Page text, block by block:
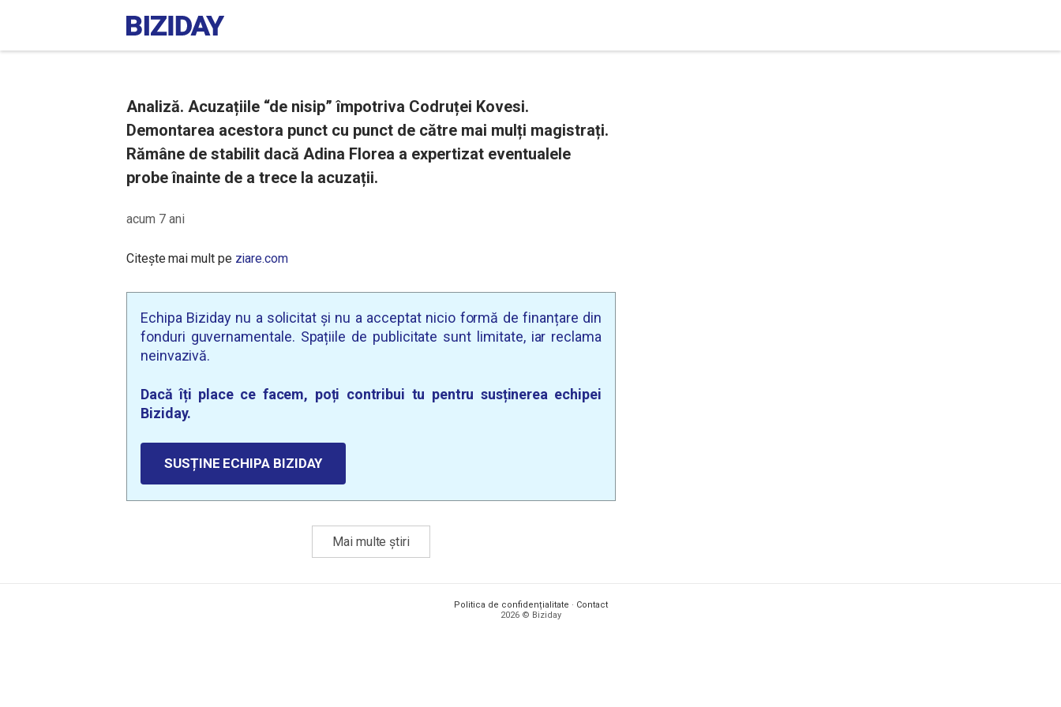
Analiză. Acuzațiile “de nisip” împotriva Codruței Kovesi.
Demontarea acestora punct cu punct de către mai mulți magistrați.
Rămâne de stabilit dacă Adina Florea a expertizat eventualele
probe înainte de a trece la acuzații.
acum 7 ani
Citește mai mult pe ziare.com
Echipa Biziday nu a solicitat și nu a acceptat nicio formă de finanțare din
fonduri guvernamentale. Spațiile de publicitate sunt limitate, iar reclama
neinvazivă.
Dacă îți place ce facem, poți contribui tu pentru susținerea echipei
Biziday.
SUSȚINE ECHIPA BIZIDAY
Mai multe știri
Politica de confidențialitate · Contact
2026 © Biziday